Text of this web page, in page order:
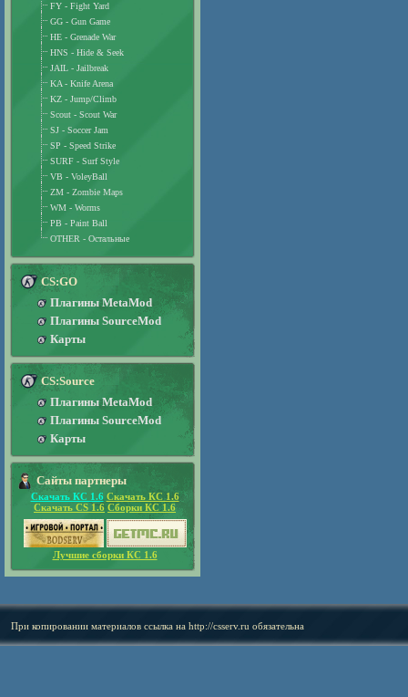
FY - Fight Yard
GG - Gun Game
HE - Grenade War
HNS - Hide & Seek
JAIL - Jailbreak
KA - Knife Arena
KZ - Jump/Climb
Scout - Scout War
SJ - Soccer Jam
SP - Speed Strike
SURF - Surf Style
VB - VoleyBall
ZM - Zombie Maps
WM - Worms
PB - Paint Ball
OTHER - Остальные
CS:GO
Плагины MetaMod
Плагины SourceMod
Карты
CS:Source
Плагины MetaMod
Плагины SourceMod
Карты
Сайты партнеры
Скачать КС 1.6 Скачать КС 1.6
Скачать CS 1.6 Сборки КС 1.6
Лучшие сборки КС 1.6
При копировании материалов ссылка на http://csserv.ru обязательна